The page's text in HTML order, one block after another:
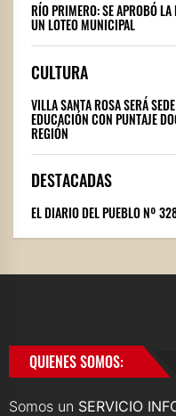
RÍO PRIMERO: SE APROBÓ
UN LOTEO MUNICIPAL
CULTURA
VILLA SANTA ROSA SERÁ
EDUCACIÓN CON PUNTAJE
REGIÓN
DESTACADAS
EL DIARIO DEL PUEBLO Nº
QUIENES SOMOS:
Somos un SERVICIO